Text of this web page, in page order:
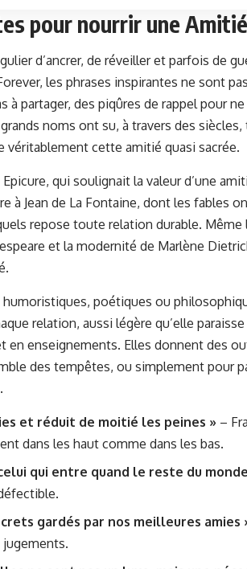
pour nourrir une
d’ancrer, de réveiller et parfois de
les phrases inspirantes ne sont
à partager, des piqûres de rappel pour
noms ont su, à travers des
véritablement cette amitié quasi sacrée.
qui soulignait la valeur d’une
à Jean de La Fontaine, dont les fables
repose toute relation durable. Même
et la modernité de Marlène
humoristiques, poétiques ou
relation, aussi légère qu’elle
en enseignements. Elles donnent des
des tempêtes, ou simplement pour
et réduit de moitié les peines » –
dans les haut comme dans les bas.
qui entre quand le reste du
gardés par nos meilleures amies
jugements.